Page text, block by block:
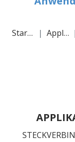
Startseite Applikationen